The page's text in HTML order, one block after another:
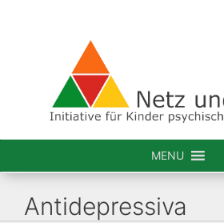
MENU
Antidepressiva